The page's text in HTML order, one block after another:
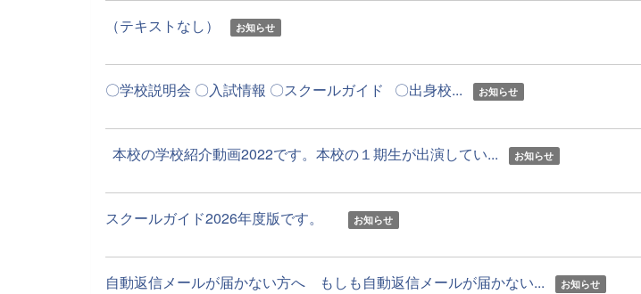
（テキストなし） お知らせ
〇学校説明会 〇入試情報 〇スクールガイド 〇出身校... お知らせ
本校の学校紹介動画2022です。本校の１期生が出演してい... お知らせ
スクールガイド2026年度版です。 お知らせ
自動返信メールが届かない方へ もしも自動返信メールが届かない... お知らせ